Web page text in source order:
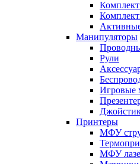
Манипуляторы
Рули
Игровые
Принтеры
МФУ
МФУ